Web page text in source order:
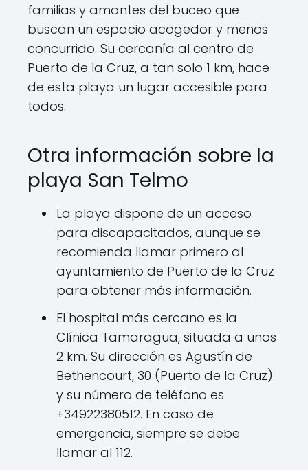
familias y amantes del buceo que
buscan un espacio acogedor y menos
concurrido. Su cercanía al centro de
Puerto de la Cruz, a tan solo 1 km, hace
de esta playa un lugar accesible para
todos.
Otra información sobre la
playa San Telmo
La playa dispone de un acceso
para discapacitados, aunque se
recomienda llamar primero al
ayuntamiento de Puerto de la Cruz
para obtener más información.
El hospital más cercano es la
Clínica Tamaragua, situada a unos
2 km. Su dirección es Agustín de
Bethencourt, 30 (Puerto de la Cruz)
y su número de teléfono es
+34922380512. En caso de
emergencia, siempre se debe
llamar al 112.